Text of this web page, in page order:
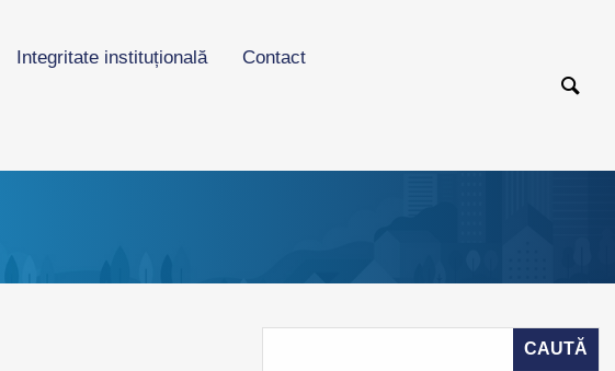
Integritate instituțională Contact